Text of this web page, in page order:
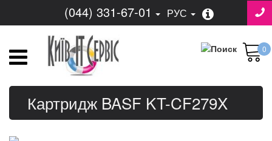
(044) 331-67-01 РУС
0
Картридж BASF KT-CF279X